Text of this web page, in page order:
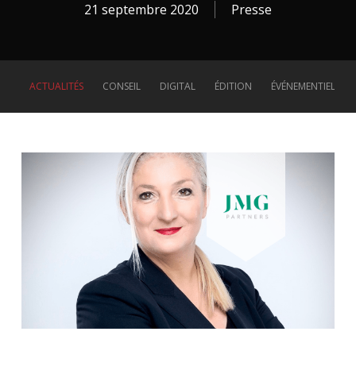
21 septembre 2020 Presse
ACTUALITÉS CONSEIL DIGITAL ÉDITION ÉVÉNEMENTIEL